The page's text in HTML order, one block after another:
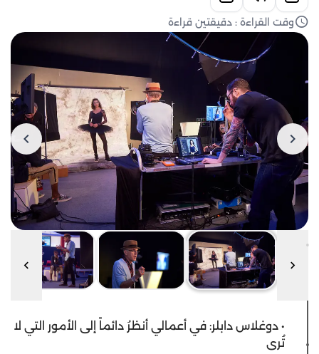
وقت القراءة : دقيقتين قراءة
• دوغلاس دابلر: في أعمالي أنظرُ دائماً إلى الأمور التي لا
تُرى